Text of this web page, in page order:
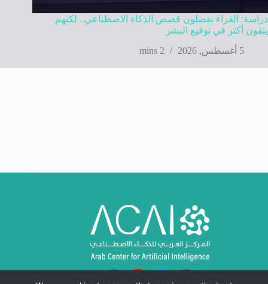
دراسة: القراء يفضلون قصص الذكاء الاصطناعي.. لكنهم
يثقون أكثر في توقيع البشر
5 أغسطس, 2026
2 mins